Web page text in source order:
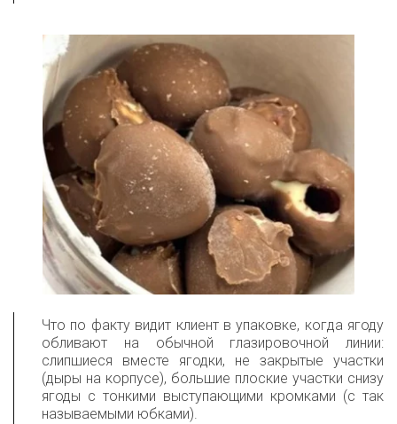
Что по факту видит клиент в упаковке, когда ягоду
обливают на обычной глазировочной линии:
слипшиеся вместе ягодки, не закрытые участки
(дыры на корпусе), большие плоские участки снизу
ягоды с тонкими выступающими кромками (с так
называемыми юбками).